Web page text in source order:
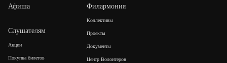
Афиша
Слушателям
Акции
Покупка билетов
Филармония
Коллективы
Проекты
Документы
Центр Волонтеров